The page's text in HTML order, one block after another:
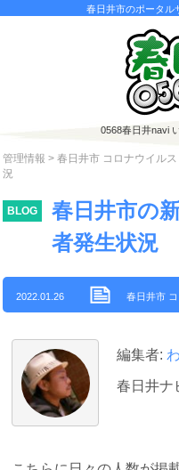
春日井市のポータル
0568春日井navi
管理情報 > 春日井市 コロナウイルス
況
春日井市の
者発生状況
BLOG
2022.01.26 春日井市
編集者:
春日井ナ